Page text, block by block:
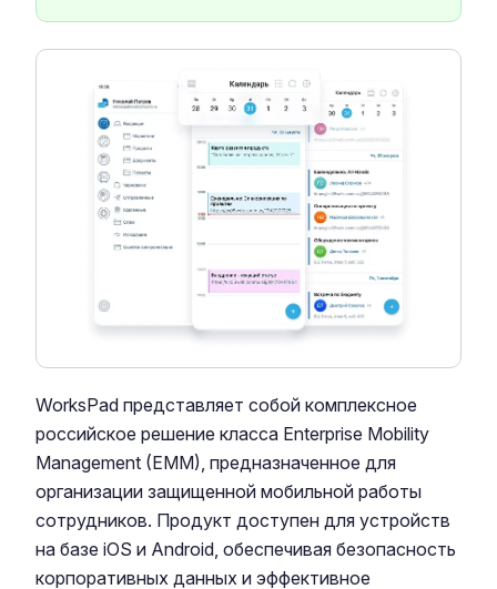
WorksPad представляет собой комплексное
российское решение класса Enterprise Mobility
Management (EMM), предназначенное для
организации защищенной мобильной работы
сотрудников. Продукт доступен для устройств
на базе iOS и Android, обеспечивая безопасность
корпоративных данных и эффективное